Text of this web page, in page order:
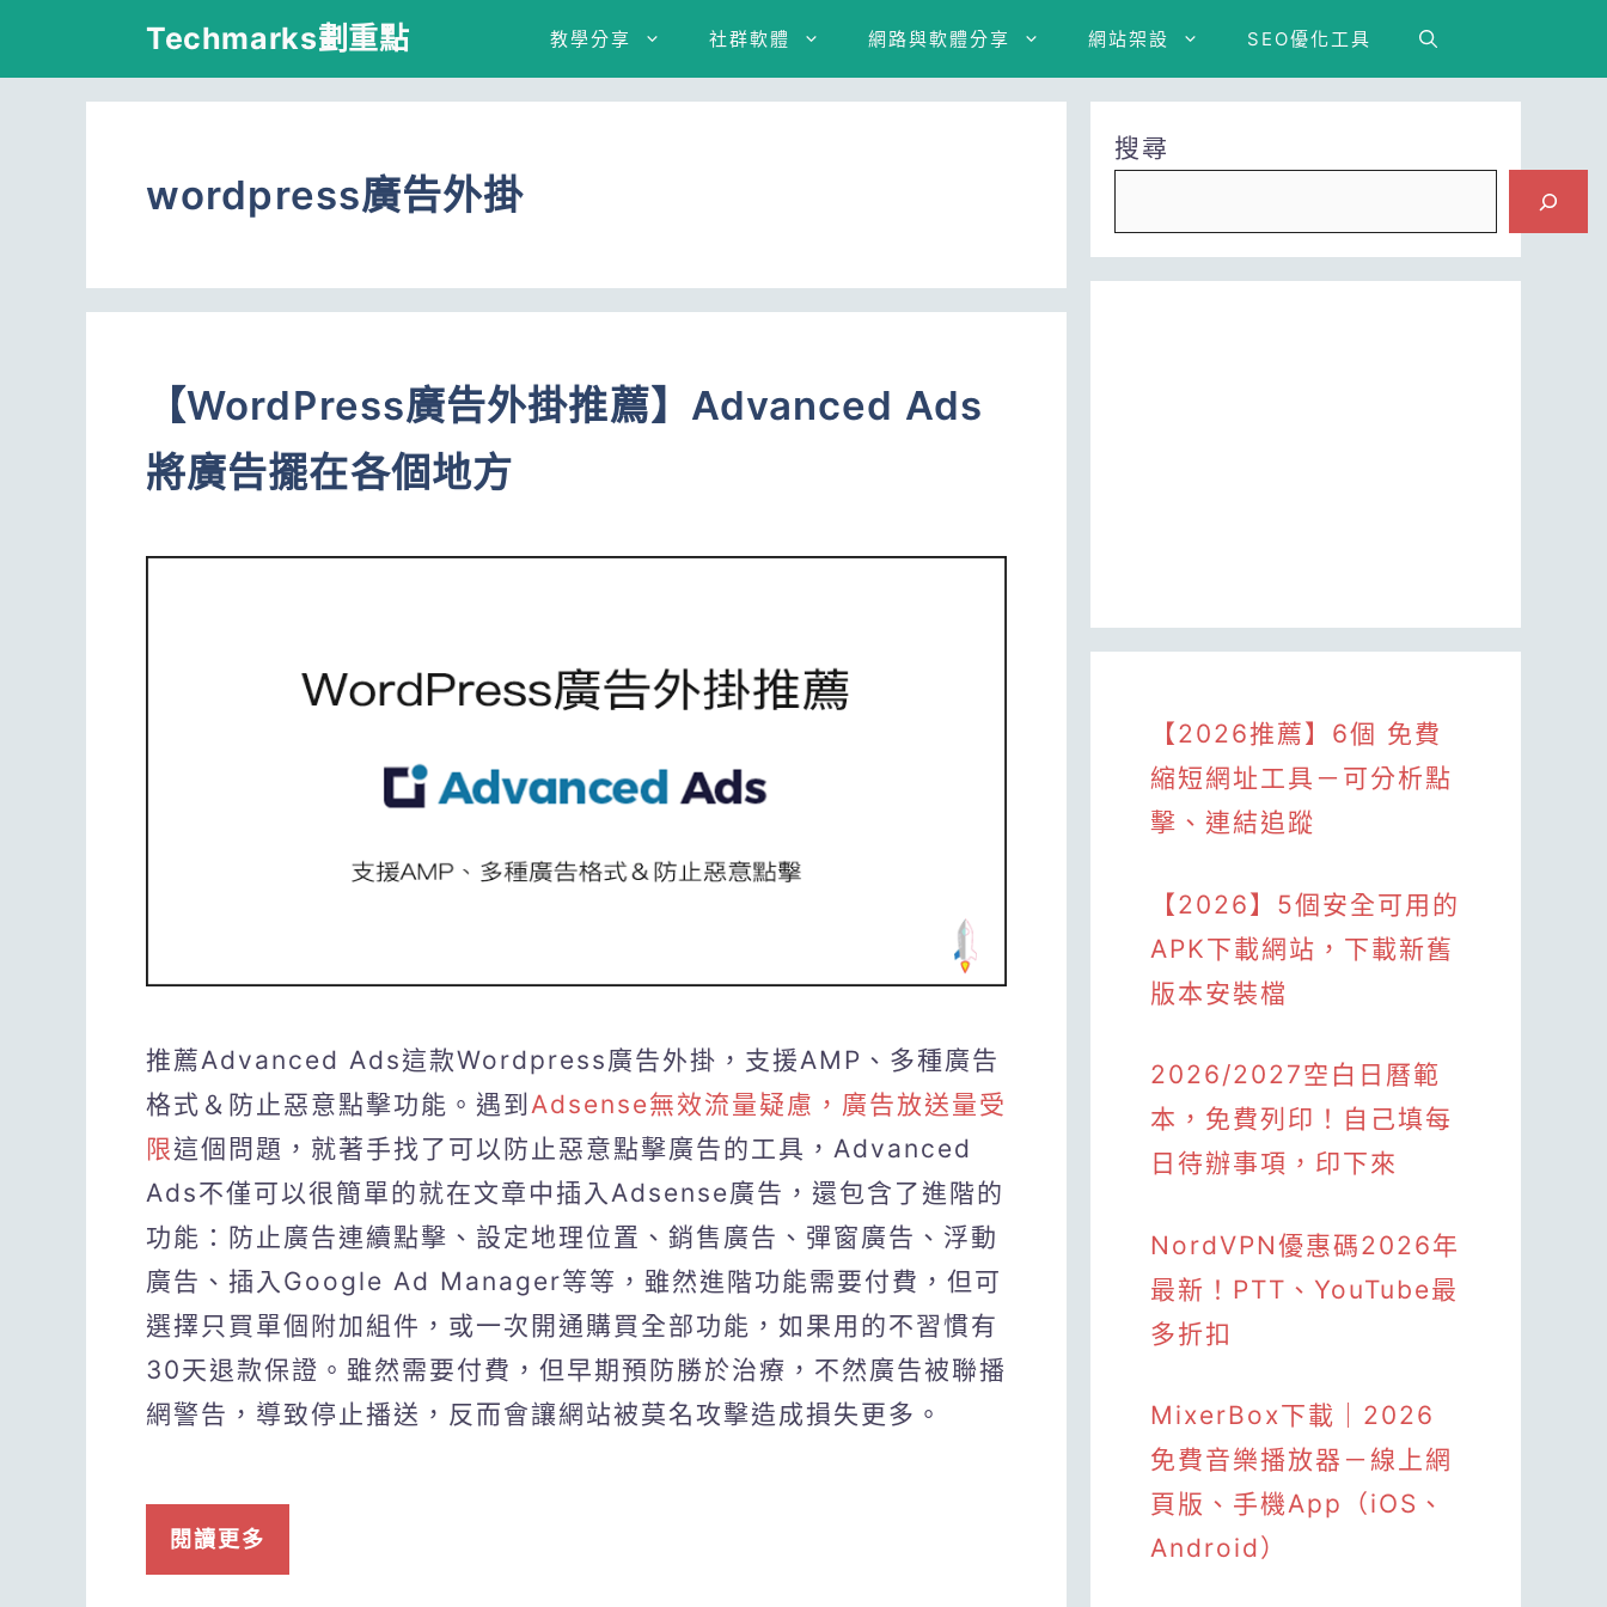
Techmarks劃重點 教學分享 社群軟體 網路與軟體分享 網站架設 SEO優化工具
wordpress廣告外掛
【WordPress廣告外掛推薦】Advanced Ads
將廣告擺在各個地方
推薦Advanced Ads這款Wordpress廣告外掛，支援AMP、多種廣告
格式＆防止惡意點擊功能。遇到 Adsense無效流量疑慮，廣告放送量受
限這個問題，就著手找了可以防止惡意點擊廣告的工具，Advanced
Ads不僅可以很簡單的就在文章中插入Adsense廣告，還包含了進階的
功能：防止廣告連續點擊、設定地理位置、銷售廣告、彈窗廣告、浮動
廣告、插入Google Ad Manager等等，雖然進階功能需要付費，但可
選擇只買單個附加組件，或一次開通購買全部功能，如果用的不習慣有
30天退款保證。雖然需要付費，但早期預防勝於治療，不然廣告被聯播
網警告，導致停止播送，反而會讓網站被莫名攻擊造成損失更多。
閱讀更多
搜尋
【2026推薦】6個 免費
縮短網址工具－可分析點
擊、連結追蹤
【2026】5個安全可用的
APK下載網站，下載新舊
版本安裝檔
2026/2027空白日曆範
本，免費列印！自己填每
日待辦事項，印下來
NordVPN優惠碼2026年
最新！PTT、YouTube最
多折扣
MixerBox下載｜2026
免費音樂播放器－線上網
頁版、手機App（iOS、
Android）